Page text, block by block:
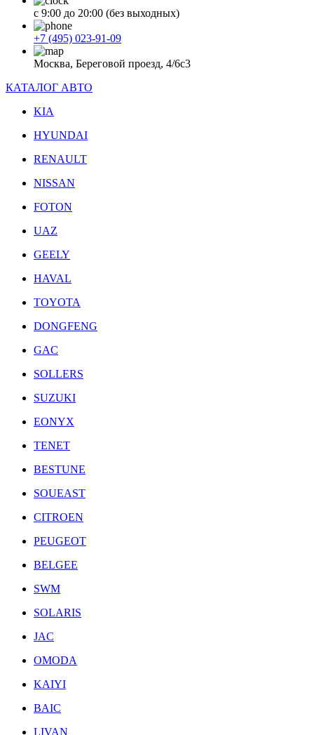
с 9:00 до 20:00 (без выходных)
+7 (495) 023-91-09
Москва, Береговой проезд, 4/6с3
КАТАЛОГ АВТО
KIA
HYUNDAI
RENAULT
NISSAN
FOTON
UAZ
GEELY
HAVAL
TOYOTA
DONGFENG
GAC
SOLLERS
SUZUKI
EONYX
TENET
BESTUNE
SOUEAST
CITROEN
PEUGEOT
BELGEE
SWM
SOLARIS
JAC
OMODA
KAIYI
BAIC
LIVAN